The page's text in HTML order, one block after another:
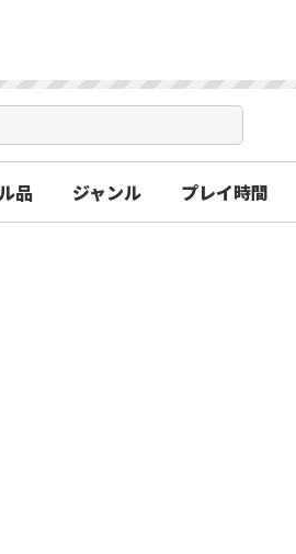
品 ジャンル プレイ時間